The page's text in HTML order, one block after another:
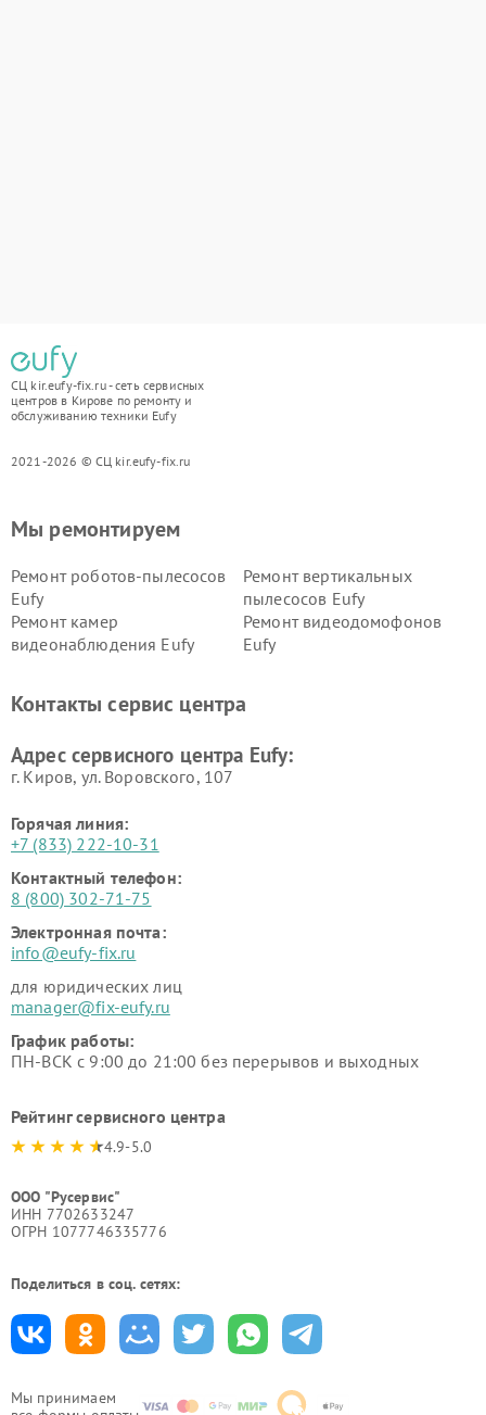
СЦ kir.eufy-fix.ru - сеть сервисных
центров в Кирове по ремонту и
обслуживанию техники Eufy
2021-2026 © СЦ kir.eufy-fix.ru
Мы принимаем
Мы ремонтируем
Ремонт роботов-пылесосов
Eufy
Ремонт вертикальных
пылесосов Eufy
Ремонт камер
видеонаблюдения Eufy
Ремонт видеодомофонов
Eufy
Контакты сервис центра
Адрес сервисного центра Eufy:
г. Киров, ул. Воровского, 107
Горячая линия:
+7 (833) 222-10-31
Контактный телефон:
8 (800) 302-71-75
Электронная почта:
info@eufy-fix.ru
для юридических лиц
manager@fix-eufy.ru
График работы:
ПН-ВСК с 9:00 до 21:00 без перерывов и выходных
Рейтинг сервисного центра
4.9-5.0
ООО "Русервис"
ИНН 7702633247
ОГРН 1077746335776
Поделиться в соц. сетях: